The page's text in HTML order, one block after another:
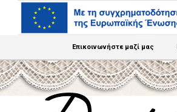
Επικοινωνήστε μαζί μας